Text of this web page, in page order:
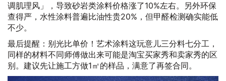
调肌理风」，导致砂岩类涂料价格涨了10%左右。另外环保
查得严，水性涂料普遍比油性贵20%，但甲醛检测确实能低
不少。
最后提醒：别光比单价！艺术涂料这玩意儿三分料七分工，
同样的材料不同师傅做出来可能是淘宝买家秀和卖家秀的区
别。建议先让施工方做1㎡的样品，满意了再签合同。